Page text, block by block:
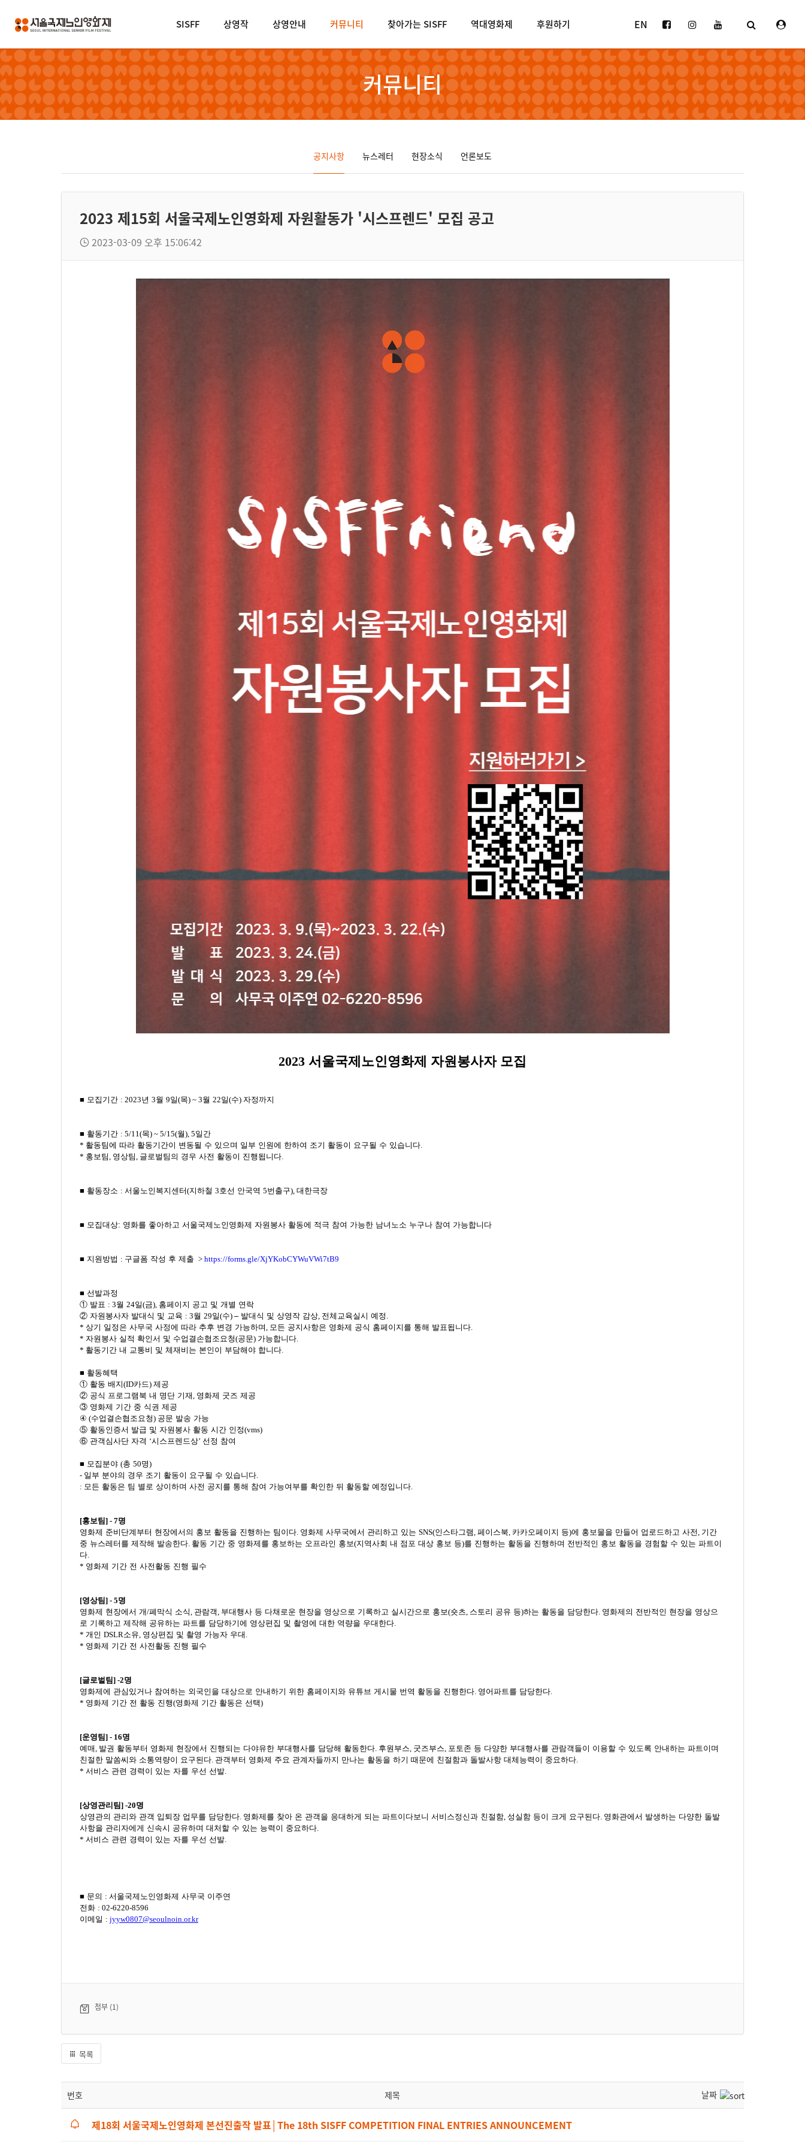
EN
SISFF 상영작 상영안내 커뮤니티 찾아가는 SISFF 역대영화제 후원하기
커뮤니티
공지사항 뉴스레터 현장소식 언론보도
2023 제15회 서울국제노인영화제 자원활동가 '시스프렌드' 모집 공고
2023-03-09 오후 15:06:42
2023 서울국제노인영화제 자원봉사자 모집
■ 모집기간 : 2023년 3월 9일(목) ~ 3월 22일(수) 자정까지
■ 활동기간 : 5/11(목) ~ 5/15(월), 5일간
* 활동팀에 따라 활동기간이 변동될 수 있으며 일부 인원에 한하여 조기 활동이 요구될 수 있습니다.
* 홍보팀, 영상팀, 글로벌팀의 경우 사전 활동이 진행됩니다.
■ 활동장소 : 서울노인복지센터(지하철 3호선 안국역 5번출구), 대한극장
■ 모집대상: 영화를 좋아하고 서울국제노인영화제 자원봉사 활동에 적극 참여 가능한 남녀노소 누구나 참여 가능합니다
■ 지원방법 : 구글폼 작성 후 제출 > https://forms.gle/XjYKobCYWuVWi7tB9
■ 선발과정
① 발표 : 3월 24일(금), 홈페이지 공고 및 개별 연락
② 자원봉사자 발대식 및 교육 : 3월 29일(수) – 발대식 및 상영작 감상, 전체교육실시 예정 .
* 상기 일정은 사무국 사정에 따라 추후 변경 가능하며, 모든 공지사항은 영화제 공식 홈페이지를 통해 발표됩니다.
* 자원봉사 실적 확인서 및 수업결손협조요청(공문) 가능합니다.
* 활동기간 내 교통비 및 체재비는 본인이 부담해야 합니다.
■ 활동혜택
① 활동 배지(ID카드) 제공
② 공식 프로그램북 내 명단 기재, 영화제 굿즈 제공
③ 영화제 기간 중 식권 제공
④ (수업결손협조요청) 공문 발송 가능
⑤ 활동인증서 발급 및 자원봉사 활동 시간 인정(vms)
⑥ 관객심사단 자격 ‘시스프렌드상’ 선정 참여
■ 모집분야 (총 50명)
- 일부 분야의 경우 조기 활동이 요구될 수 있습니다.
: 모든 활동은 팀 별로 상이하며 사전 공지를 통해 참여 가능여부를 확인한 뒤 활동할 예정입니다.
[홍보팀] - 7명
영화제 준비단계부터 현장에서의 홍보 활동을 진행하는 팀이다. 영화제 사무국에서 관리하고 있는 SNS(인스타그램, 페이스북, 카카오페이지 등)에 홍보물을 만들어 업로드하고 사전, 기간
중 뉴스레터를 제작해 발송한다. 활동 기간 중 영화제를 홍보하는 오프라인 홍보(지역사회 내 점포 대상 홍보 등)를 진행하는 활동을 진행하며 전반적인 홍보 활동을 경험할 수 있는 파트이
다.
* 영화제 기간 전 사전활동 진행 필수
[영상팀] - 5명
영화제 현장에서 개/폐막식 소식, 관람객, 부대행사 등 다채로운 현장을 영상으로 기록하고 실시간으로 홍보(숏츠, 스토리 공유 등)하는 활동을 담당한다. 영화제의 전반적인 현장을 영상으
로 기록하고 제작해 공유하는 파트를 담당하기에 영상편집 및 촬영에 대한 역량을 우대한다.
* 개인 DSLR소유, 영상편집 및 촬영 가능자 우대 .
* 영화제 기간 전 사전활동 진행 필수
[글로벌팀] -2명
영화제에 관심있거나 참여하는 외국인을 대상으로 안내하기 위한 홈페이지와 유튜브 게시물 번역 활동을 진행한다. 영어파트를 담당한다.
* 영화제 기간 전 활동 진행(영화제 기간 활동은 선택)
[운영팀] - 16명
예매, 발권 활동부터 영화제 현장에서 진행되는 다야유한 부대행사를 담당해 활동한다. 후원부스, 굿즈부스, 포토존 등 다양한 부대행사를 관람객들이 이용할 수 있도록 안내하는 파트이며
친절한 말쏨씨와 소통역량이 요구된다. 관객부터 영화제 주요 관계자들까지 만나는 활동을 하기 때문에 친절함과 돌발사항 대체능력이 중요하다.
* 서비스 관련 경력이 있는 자를 우선 선발.
[상영관리팀] -20명
상영관의 관리와 관객 입퇴장 업무를 담당한다. 영화제를 찾아 온 관객을 응대하게 되는 파트이다보니 서비스정신과 친절함, 성실함 등이 크게 요구된다. 영화관에서 발생하는 다양한 돌발
사항을 관리자에게 신속시 공유하며 대처할 수 있는 능력이 중요하다.
* 서비스 관련 경력이 있는 자를 우선 선발.
■ 문의 : 서울국제노인영화제 사무국 이주연
전화 : 02-6220-8596
이메일 : jyyw0807@seoulnoin.or.kr
첨부 (1)
목록
번호 제목 날짜
제18회 서울국제노인영화제 본선진출작 발표│The 18th SISFF COMPETITION FINAL ENTRIES ANNOUNCEMENT